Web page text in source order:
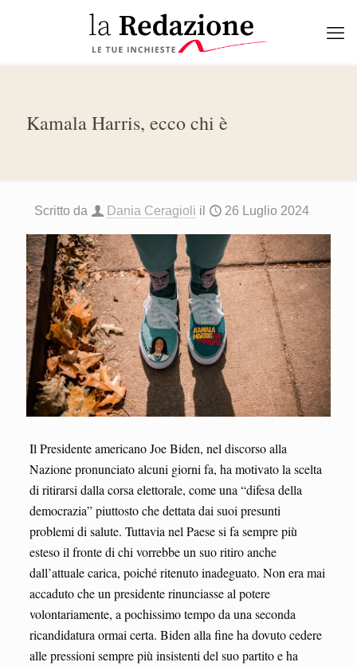
Kamala Harris, ecco chi è
Scritto da Dania Ceragioli il 26 Luglio 2024
Il Presidente americano Joe Biden, nel discorso alla
Nazione pronunciato alcuni giorni fa, ha motivato la scelta
di ritirarsi dalla corsa elettorale, come una “difesa della
democrazia” piuttosto che dettata dai suoi presunti
problemi di salute. Tuttavia nel Paese si fa sempre più
esteso il fronte di chi vorrebbe un suo ritiro anche
dall’attuale carica, poiché ritenuto inadeguato. Non era mai
accaduto che un presidente rinunciasse al potere
volontariamente, a pochissimo tempo da una seconda
ricandidatura ormai certa. Biden alla fine ha dovuto cedere
alle pressioni sempre più insistenti del suo partito e ha